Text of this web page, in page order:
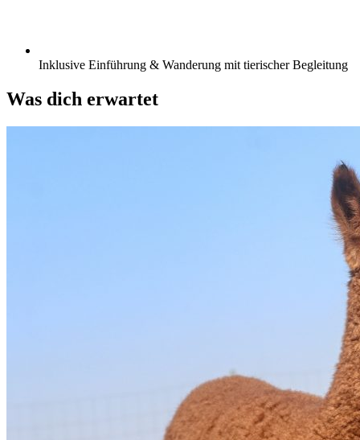
Inklusive Einführung & Wanderung mit tierischer Begleitung
Was dich erwartet